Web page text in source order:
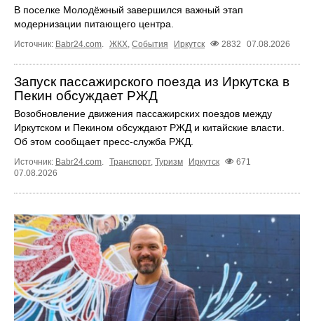
В поселке Молодёжный завершился важный этап
модернизации питающего центра.
Источник: Babr24.com ЖКХ События Иркутск 2832 07.08.2026
Запуск пассажирского поезда из Иркутска в
Пекин обсуждает РЖД
Возобновление движения пассажирских поездов между
Иркутском и Пекином обсуждают РЖД и китайские власти.
Об этом сообщает пресс‑служба РЖД.
Источник: Babr24.com. Транспорт, Туризм Иркутск
671
07.08.2026